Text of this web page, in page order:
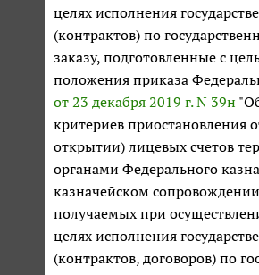
целях исполнения
(контрактов) по
заказу, подготовленные с
положения приказа
от 23 декабря 2019 г. N 39н
критериев приостановления
открытии) лицевых счетов
органами Федерального
казначейском сопровождении
получаемых при
целях исполнения
(контрактов, договоров) по